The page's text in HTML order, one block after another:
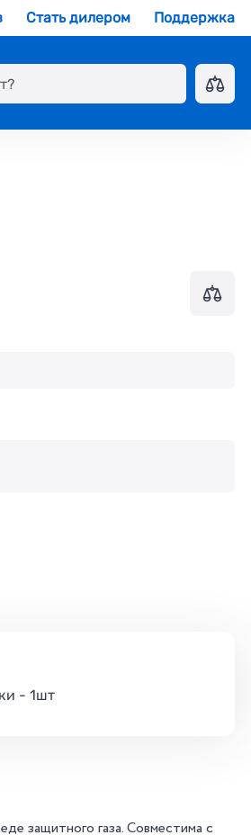
Стать дилером Поддержка
- 1шт
защитного газа. Совместима с